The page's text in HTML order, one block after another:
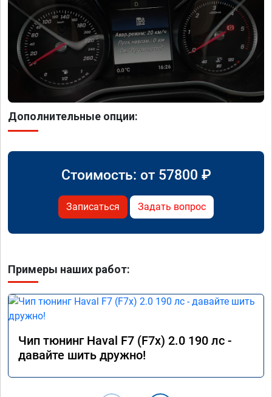
Дополнительные опции:
Стоимость: от 57800 ₽
Записаться Задать вопрос
Примеры наших работ:
Чип тюнинг Haval F7 (F7x) 2.0 190 лс -
давайте шить дружно!